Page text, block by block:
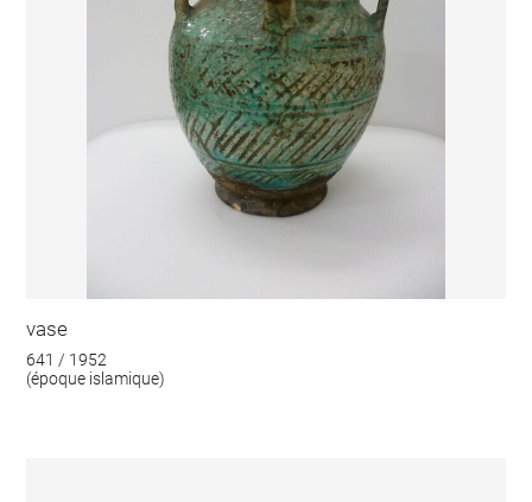
vase
641 / 1952
(époque islamique)